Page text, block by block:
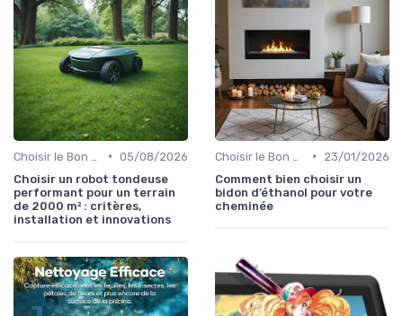
• 05/08/2026
Choisir un robot tondeuse
performant pour un terrain
de 2000 m² : critères,
installation et innovations
•
23/01/2026
Comment bien choisir un
bidon d’éthanol pour votre
cheminée
YARDCARE
Robot Tondeuse N1600PRO sans Fil
🔥 Voir l'offre
vous souhaitez activer
Tout accepter Personnaliser